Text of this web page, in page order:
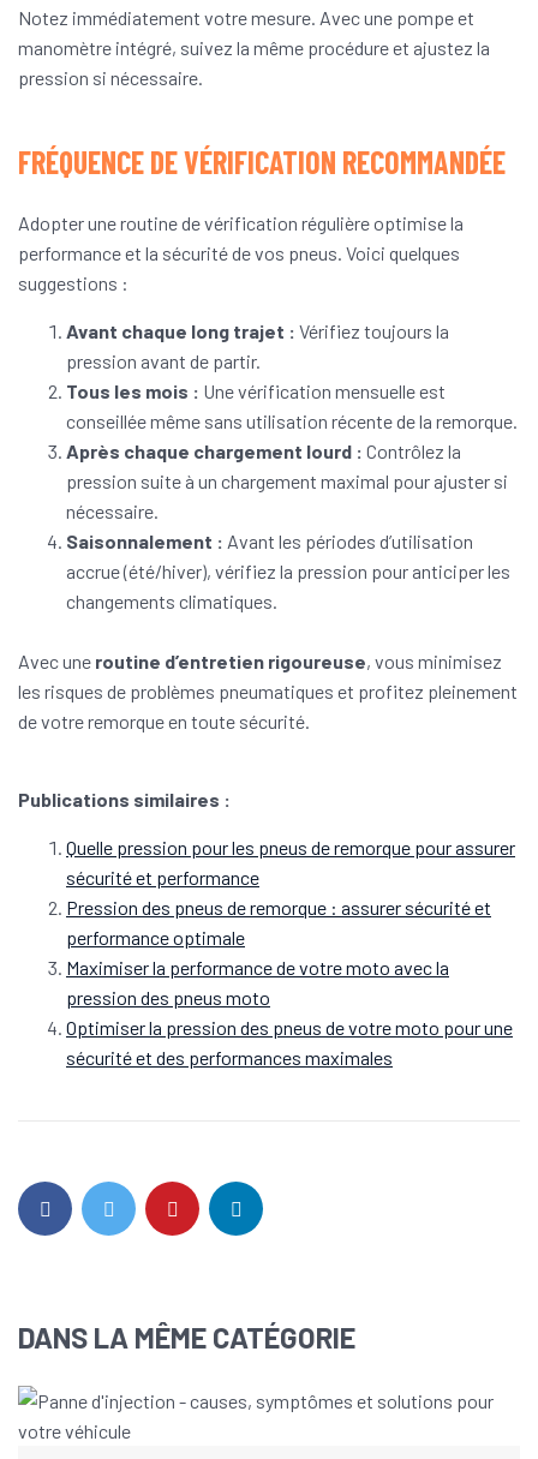
Notez immédiatement votre mesure. Avec une pompe et
manomètre intégré, suivez la même procédure et ajustez la
pression si nécessaire.
FRÉQUENCE DE VÉRIFICATION RECOMMANDÉE
Adopter une routine de vérification régulière optimise la
performance et la sécurité de vos pneus. Voici quelques
suggestions :
Avant chaque long trajet : Vérifiez toujours la
pression avant de partir.
Tous les mois : Une vérification mensuelle est
conseillée même sans utilisation récente de la remorque.
Après chaque chargement lourd : Contrôlez la
pression suite à un chargement maximal pour ajuster si
nécessaire.
Saisonnalement : Avant les périodes d’utilisation
accrue (été/hiver), vérifiez la pression pour anticiper les
changements climatiques.
Avec une routine d’entretien rigoureuse, vous minimisez
les risques de problèmes pneumatiques et profitez pleinement
de votre remorque en toute sécurité.
Publications similaires :
Quelle pression pour les pneus de remorque pour assurer
sécurité et performance
Pression des pneus de remorque : assurer sécurité et
performance optimale
Maximiser la performance de votre moto avec la
pression des pneus moto
Optimiser la pression des pneus de votre moto pour une
sécurité et des performances maximales
DANS LA MÊME CATÉGORIE